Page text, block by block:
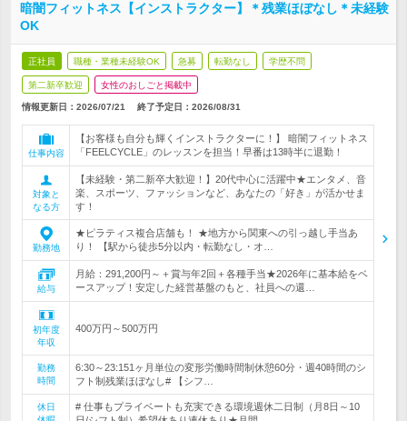
暗闇フィットネス【インストラクター】＊残業ほぼなし＊未経験
OK
正社員 職種・業種未経験OK 急募 転勤なし 学歴不問
第二新卒歓迎 女性のおしごと掲載中
情報更新日：2026/07/21 終了予定日： 2026/08/31
仕事内容
【お客様も自分も輝くインストラクターに！】 暗闇フィットネス
「FEELCYCLE」のレッスンを担当！早番は13時半に退勤！
対象と
なる方
【未経験・第二新卒大歓迎！】20代中心に活躍中★エンタメ、音
楽、スポーツ、ファッションなど、あなたの「好き」が活かせま
す！
勤務地
★ピラティス複合店舗も！ ★地方から関東への引っ越し手当あ
り！ 【駅から徒歩5分以内・転勤なし・オ…
給与
月給：291,200円～＋賞与年2回＋各種手当★2026年に基本給をベ
ースアップ！安定した経営基盤のもと、社員への還…
初年度
年収
400万円～500万円
勤務
時間
6:30～23:151ヶ月単位の変形労働時間制休憩60分・週40時間のシ
フト制残業ほぼなし# 【シフ…
休日
# 仕事もプライベートも充実できる環境週休二日制（月8日～10